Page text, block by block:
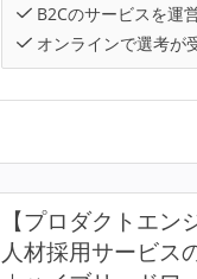
B2Cのサービスを運
オンラインで選考が
【プロダクトエ
人材採用サービス